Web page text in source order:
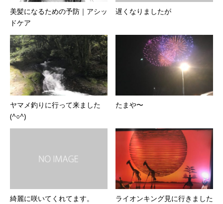
美髪になるための予防｜アシッ
ドケア
遅くなりましたが
ヤマメ釣りに行って来ました
(^○^)
たまや〜
綺麗に咲いてくれてます。
ライオンキング見に行きました